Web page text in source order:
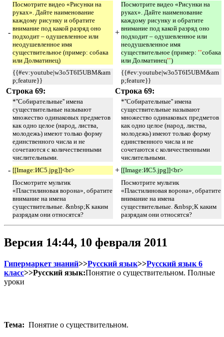
-
Посмотрите видео «Рисунки на
руках». Дайте наименование
каждому рисунку и обратите
внимание под какой разряд оно
подходит – одушевленное или
неодушевленное имя
существительное (пример: собака
или Долматинец)
+
Посмотрите видео «Рисунки на
руках». Дайте наименование
каждому рисунку и обратите
внимание под какой разряд оно
подходит – одушевленное или
неодушевленное имя
существительное (пример: ''собака
или Долматинец'')
{{#ev:youtube|w3o5T6I5UBM&am
p;feature}}
{{#ev:youtube|w3o5T6I5UBM&am
p;feature}}
Строка 69: Строка 69:
*''Собирательные'' имена
существительные называют
множество одинаковых предметов
как одно целое (народ, листва,
молодежь) имеют только форму
единственного числа и не
сочетаются с количественными
числительными.
*''Собирательные'' имена
существительные называют
множество одинаковых предметов
как одно целое (народ, листва,
молодежь) имеют только форму
единственного числа и не
сочетаются с количественными
числительными.
- [[Image:ИС5.jpg]]<br> + [[Image:ИС5.jpg]]<br>
Посмотрите мультик
«Пластилиновая ворона», обратите
внимание на имена
существительные. &nbsp;К каким
разрядам они относятся?
Посмотрите мультик
«Пластилиновая ворона», обратите
внимание на имена
существительные. &nbsp;К каким
разрядам они относятся?
Версия 14:44, 10 февраля 2011
Гипермаркет знаний>>Русский язык>>Русский язык 6
класс>>Русский язык:Понятие о существительном. Полные
уроки
Тема: Понятие о существительном.